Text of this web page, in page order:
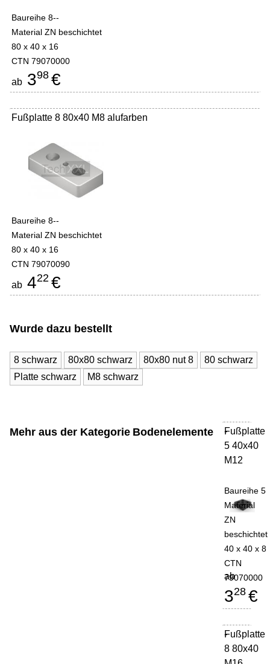
Baureihe 8--
Material ZN beschichtet
80 x 40 x 16
CTN 79070000
ab 398 €
Fußplatte 8 80x40 M8 alufarben
Baureihe 8--
Material ZN beschichtet
80 x 40 x 16
CTN 79070090
ab 422 €
Wurde dazu bestellt
8 schwarz 80x80 schwarz 80x80 nut 8
80 schwarz
Platte schwarz
M8 schwarz
Mehr aus der Kategorie Bodenelemente
Fußplatte
5 40x40
M12
-
Baureihe 5
Material
ZN
beschichtet
40 x 40 x 8
CTN
79070000
ab
328 €
Fußplatte
8 80x40
-